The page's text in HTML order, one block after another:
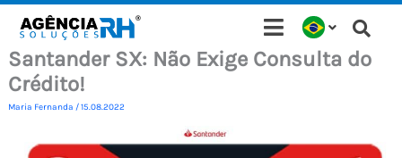
para
conteúdo
Santander SX: Não Exige Consulta do
Crédito!
Maria Fernanda /15.08.2022